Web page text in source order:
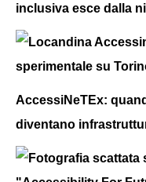
inclusiva esce dalla
AccessiNeTEx:
diventano